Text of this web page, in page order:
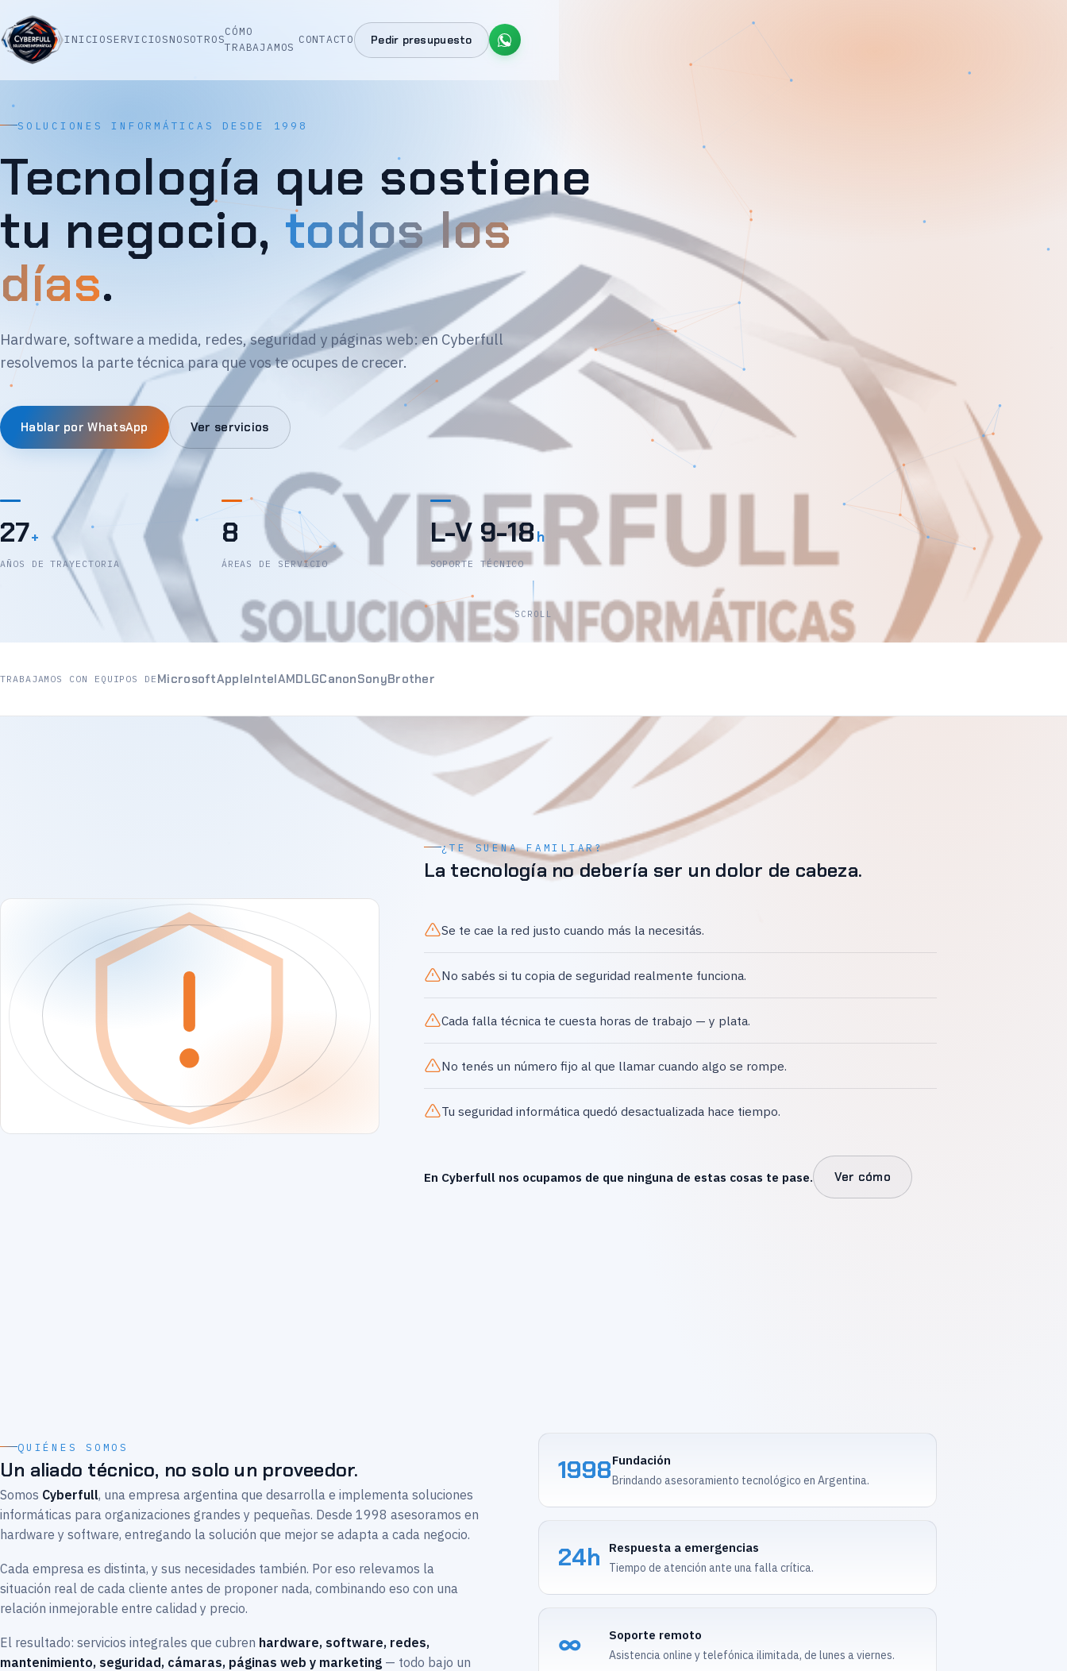
INICIOSERVICIOSNOSOTROS
CÓMO
TRABAJAMOS
CONTACTO Pedir presupuesto
SOLUCIONES INFORMÁTICAS DESDE 1998
Tecnología que sostiene
tu negocio, todos los
días.
Hardware, software a medida, redes, seguridad y páginas web: en Cyberfull
resolvemos la parte técnica para que vos te ocupes de crecer.
Hablar por WhatsApp Ver servicios
27+
AÑOS DE TRAYECTORIA
8
ÁREAS DE SERVICIO
L-V 9-18 h
SOPORTE TÉCNICO
SCROLL
TRABAJAMOS CON EQUIPOS DE MicrosoftAppleIntelAMDLGCanonSonyBrother
¿TE SUENA FAMILIAR?
La tecnología no debería ser un dolor de cabeza.
Se te cae la red justo cuando más la necesitás.
No sabés si tu copia de seguridad realmente funciona.
Cada falla técnica te cuesta horas de trabajo — y plata.
No tenés un número fijo al que llamar cuando algo se rompe.
Tu seguridad informática quedó desactualizada hace tiempo.
En Cyberfull nos ocupamos de que ninguna de estas cosas te pase. Ver cómo
QUIÉNES SOMOS
Un aliado técnico, no solo un proveedor.
Somos Cyberfull, una empresa argentina que desarrolla e implementa soluciones
informáticas para organizaciones grandes y pequeñas. Desde 1998 asesoramos en
hardware y software, entregando la solución que mejor se adapta a cada negocio.
Cada empresa es distinta, y sus necesidades también. Por eso relevamos la
situación real de cada cliente antes de proponer nada, combinando eso con una
relación inmejorable entre calidad y precio.
El resultado: servicios integrales que cubren hardware, software, redes,
mantenimiento, seguridad, cámaras, páginas web y marketing — todo bajo un
1998Fundación
Brindando asesoramiento tecnológico en Argentina.
24h Respuesta a emergencias
Tiempo de atención ante una falla crítica.
∞ Soporte remoto
Asistencia online y telefónica ilimitada, de lunes a viernes.